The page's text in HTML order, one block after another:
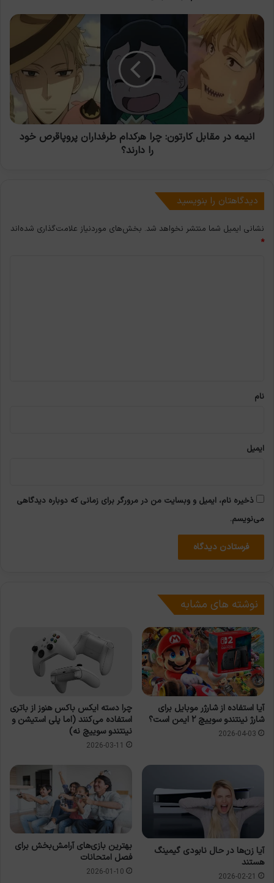
میازاکی
ببینید،
کدامند؟
انیمه
مقابل
کارتون:
هرکدام
طرفداران
پروپاقرص
خود
انیمه در مقابل کارتون: چرا هرکدام طرفداران پروپاقرص خود
را دارند؟
دیدگاهتان را بنویسید
نشانی ایمیل شما منتشر نخواهد شد. بخش‌های موردنیاز علامت‌گذاری شده‌اند
*
نام
ایمیل
ذخیره نام، ایمیل و وبسایت من در مرورگر برای زمانی که دوباره دیدگاهی
می‌نویسم.
نوشته های مشابه
آیا استفاده از شارژر موبایل برای
شارژ نینتندو سوییچ ۲ ایمن است؟
2026-04-03
چرا دسته ایکس باکس هنوز از باتری
استفاده می‌کنند (اما پلی استیشن و
نینتندو سوییچ نه)
2026-03-11
آیا زن‌ها در حال نابودی گیمینگ
هستند
2026-02-21
بهترین بازی‌های آرامش‌بخش برای
فصل امتحانات
2026-01-10